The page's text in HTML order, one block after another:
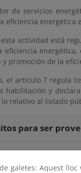
de servicios
eficiencia energética
esta actividad está
eficiencia
y promoción de la
el artículo 7 regula
habilitación y
relativo al listado
para ser
galetes: Aquest